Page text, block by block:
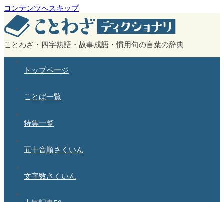
コンテンツへスキップ
ことわざ・四字熟語・故事成語・慣用句の言葉の辞典
トップページ
ことば一覧
特集一覧
五十音順さくいん
文字数さくいん